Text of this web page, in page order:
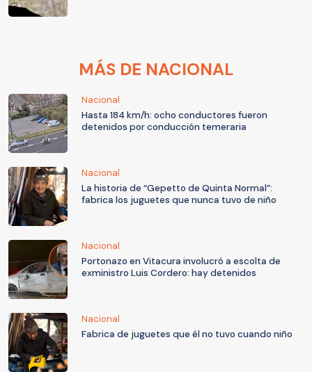
MÁS DE NACIONAL
Nacional
Hasta 184 km/h: ocho conductores fueron
detenidos por conducción temeraria
Nacional
La historia de “Gepetto de Quinta Normal”:
fabrica los juguetes que nunca tuvo de niño
Nacional
Portonazo en Vitacura involucró a escolta de
exministro Luis Cordero: hay detenidos
Nacional
Fabrica de juguetes que él no tuvo cuando niño